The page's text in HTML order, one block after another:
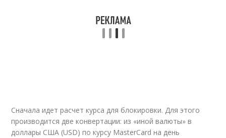
Сначала идет расчет курса для блокировки. Для этого
производится две конвертации: из «иной валюты» в
доллары США (USD) по курсу MasterCard на день